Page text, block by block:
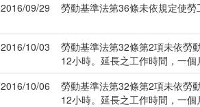
2016/09/29 勞動基準法第36條未依規定使
2016/10/03
勞動基準法第32條第2項未依勞
12小時。延長之工作時間，一
2016/10/06
勞動基準法第32條第2項未依勞
12小時。延長之工作時間，一